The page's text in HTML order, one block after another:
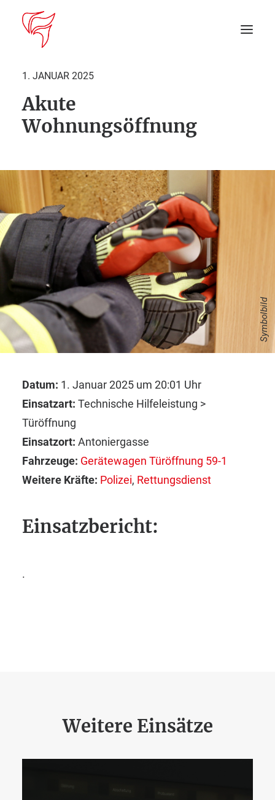
Aktuelles
DEIN EINSATZ
Suche
1. JANUAR 2025
Akute
Wohnungsöffnung
Symbolbild
Datum: 1. Januar 2025 um 20:01 Uhr
Einsatzart: Technische Hilfeleistung >
Türöffnung
Einsatzort: Antoniergasse
Fahrzeuge: Gerätewagen Türöffnung 59-1
Weitere Kräfte: Polizei, Rettungsdienst
Einsatzbericht:
.
Weitere Einsätze